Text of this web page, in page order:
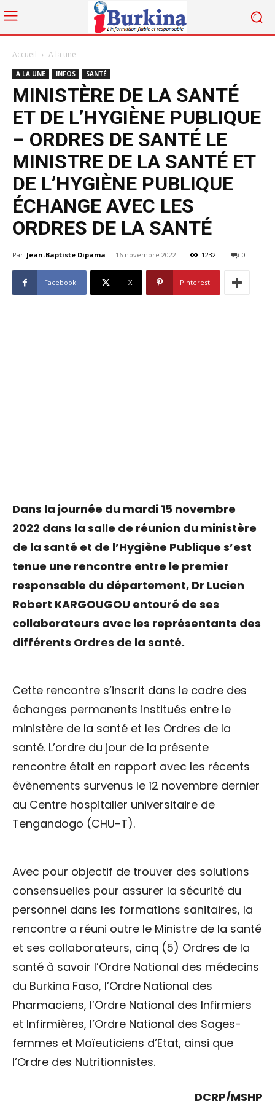
Accueil A la une
A LA UNE INFOS SANTÉ
MINISTÈRE DE LA SANTÉ
ET DE L’HYGIÈNE PUBLIQUE
– ORDRES DE SANTÉ LE
MINISTRE DE LA SANTÉ ET
DE L’HYGIÈNE PUBLIQUE
ÉCHANGE AVEC LES
ORDRES DE LA SANTÉ
Par Jean-Baptiste Dipama - 16 novembre 2022 1232 0
Facebook X Pinterest
Dans la journée du mardi 15 novembre
2022 dans la salle de réunion du ministère
de la santé et de l’Hygiène Publique s’est
tenue une rencontre entre le premier
responsable du département, Dr Lucien
Robert KARGOUGOU entouré de ses
collaborateurs avec les représentants des
différents Ordres de la santé.
Cette rencontre s’inscrit dans le cadre des
échanges permanents institués entre le
ministère de la santé et les Ordres de la
santé. L’ordre du jour de la présente
rencontre était en rapport avec les récents
évènements survenus le 12 novembre dernier
au Centre hospitalier universitaire de
Tengandogo (CHU-T).
Avec pour objectif de trouver des solutions
consensuelles pour assurer la sécurité du
personnel dans les formations sanitaires, la
rencontre a réuni outre le Ministre de la santé
et ses collaborateurs, cinq (5) Ordres de la
santé à savoir l’Ordre National des médecins
du Burkina Faso, l’Ordre National des
Pharmaciens, l’Ordre National des Infirmiers
et Infirmières, l’Ordre National des Sages-
femmes et Maïeuticiens d’Etat, ainsi que
l’Ordre des Nutritionnistes.
DCRP/MSHP